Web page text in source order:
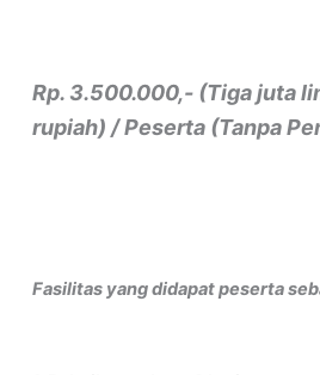
Rp. 3.500.000,- (Tiga juta
rupiah) / Peserta (Tanpa
Fasilitas yang didapat peserta